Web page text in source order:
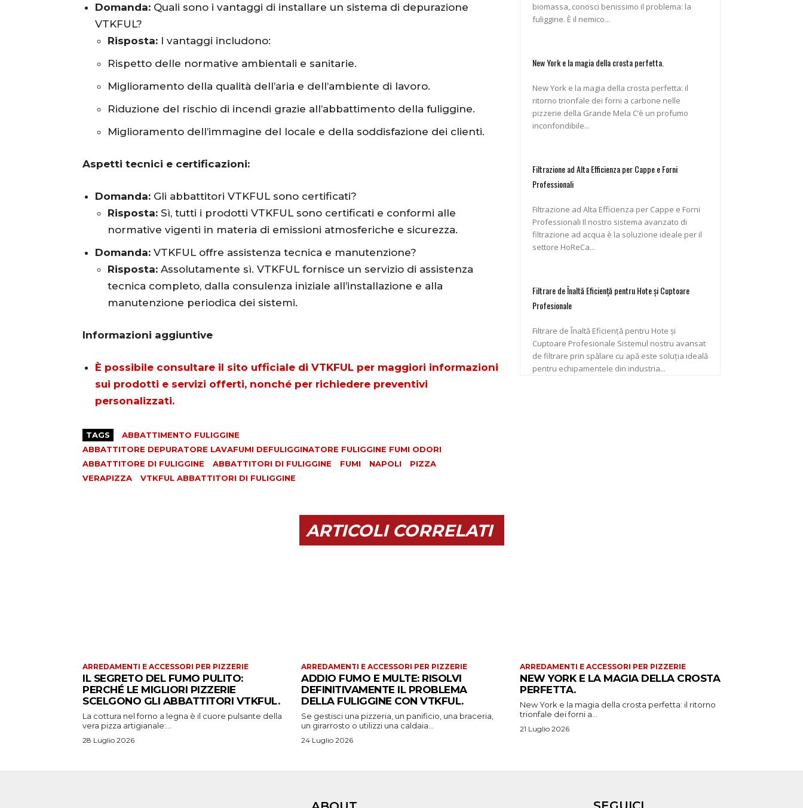
Domanda: Quali sono i vantaggi di installare un sistema di depurazione
VTKFUL?
Risposta: I vantaggi includono:
Rispetto delle normative ambientali e sanitarie.
Miglioramento della qualità dell’aria e dell’ambiente di lavoro.
Riduzione del rischio di incendi grazie all’abbattimento della fuliggine.
Miglioramento dell’immagine del locale e della soddisfazione dei clienti.
Aspetti tecnici e certificazioni:
Domanda: Gli abbattitori VTKFUL sono certificati?
Risposta: Sì, tutti i prodotti VTKFUL sono certificati e conformi alle
normative vigenti in materia di emissioni atmosferiche e sicurezza.
Domanda: VTKFUL offre assistenza tecnica e manutenzione?
Risposta: Assolutamente sì. VTKFUL fornisce un servizio di assistenza
tecnica completo, dalla consulenza iniziale all’installazione e alla
manutenzione periodica dei sistemi.
Informazioni aggiuntive
È possibile consultare il sito ufficiale di VTKFUL per maggiori informazioni
sui prodotti e servizi offerti, nonché per richiedere preventivi
personalizzati.
TAGS
ABBATTIMENTO FULIGGINE
ABBATTITORE DEPURATORE LAVAFUMI DEFULIGGINATORE FULIGGINE FUMI ODORI
ABBATTITORE DI FULIGGINE
ABBATTITORI DI FULIGGINE FUMI NAPOLI
PIZZA
VERAPIZZA
VTKFUL ABBATTITORI DI FULIGGINE
biomassa, conosci benissimo il problema: la
fuliggine. È il nemico...
New York e la magia della crosta perfetta.
New York e la magia della crosta perfetta: il
ritorno trionfale dei forni a carbone nelle
pizzerie della Grande Mela C’è un profumo
inconfondibile...
Filtrazione ad Alta Efficienza per Cappe e Forni
Professionali
Filtrazione ad Alta Efficienza per Cappe e Forni
Professionali Il nostro sistema avanzato di
filtrazione ad acqua è la soluzione ideale per il
settore HoReCa...
Filtrare de Înaltă Eficiență pentru Hote și Cuptoare
Profesionale
Filtrare de Înaltă Eficiență pentru Hote și
Cuptoare Profesionale Sistemul nostru avansat
de filtrare prin spălare cu apă este soluția ideală
pentru echipamentele din industria...
ARTICOLI CORRELATI
ARREDAMENTI E ACCESSORI PER PIZZERIE
IL SEGRETO DEL FUMO PULITO:
PERCHÉ LE MIGLIORI PIZZERIE
SCELGONO GLI ABBATTITORI VTKFUL.
La cottura nel forno a legna è il cuore pulsante della
vera pizza artigianale:...
28 Luglio 2026
ARREDAMENTI E ACCESSORI PER PIZZERIE
ADDIO FUMO E MULTE: RISOLVI
DEFINITIVAMENTE IL PROBLEMA
DELLA FULIGGINE CON VTKFUL.
Se gestisci una pizzeria, un panificio, una braceria,
un girarrosto o utilizzi una caldaia...
24 Luglio 2026
ARREDAMENTI E ACCESSORI PER PIZZERIE
NEW YORK E LA MAGIA DELLA CROSTA
PERFETTA.
New York e la magia della crosta perfetta: il ritorno
trionfale dei forni a...
21 Luglio 2026